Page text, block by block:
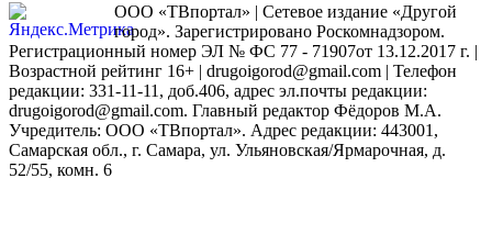
ООО «ТВпортал» | Сетевое издание «Другой
город». Зарегистрировано Роскомнадзором.
Регистрационный номер ЭЛ № ФС 77 - 71907от 13.12.2017 г. |
Возрастной рейтинг 16+ | drugoigorod@gmail.com | Телефон
редакции: 331-11-11, доб.406, адрес эл.почты редакции:
drugoigorod@gmail.com. Главный редактор Фёдоров М.А.
Учредитель: ООО «ТВпортал». Адрес редакции: 443001,
Самарская обл., г. Самара, ул. Ульяновская/Ярмарочная, д.
52/55, комн. 6